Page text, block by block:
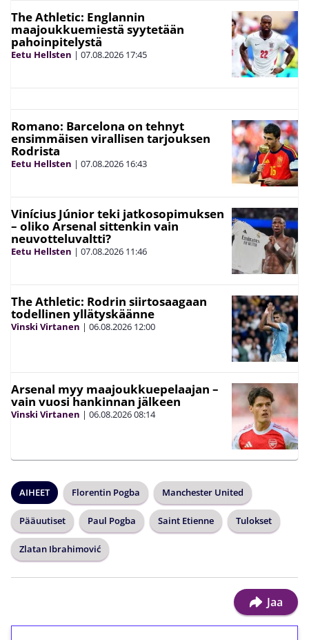
The Athletic: Englannin
maajoukkuemiestä syytetään
pahoinpitelystä
Eetu Hellsten | 07.08.2026 17:45
Romano: Barcelona on tehnyt
ensimmäisen virallisen tarjouksen
Rodrista
Eetu Hellsten | 07.08.2026 16:43
Vinícius Júnior teki jatkosopimuksen
– oliko Arsenal sittenkin vain
neuvotteluvaltti?
Eetu Hellsten | 07.08.2026 11:46
The Athletic: Rodrin siirtosaagaan
todellinen yllätyskäänne
Vinski Virtanen | 06.08.2026 12:00
Arsenal myy maajoukkuepelaajan –
vain vuosi hankinnan jälkeen
Vinski Virtanen | 06.08.202608:14
AIHEET Florentin Pogba Manchester United
Pääuutiset Paul Pogba Saint Etienne Tulokset
Zlatan Ibrahimović
Jaa